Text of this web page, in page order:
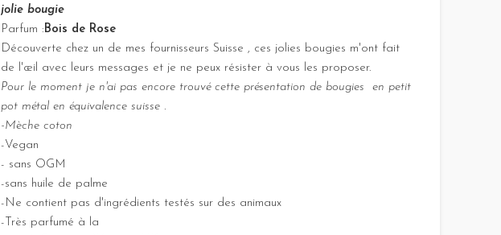
jolie bougie
Parfum :Bois de Rose
Découverte chez un de mes fournisseurs Suisse , ces jolies bougies m'ont fait
de l'œil avec leurs messages et je ne peux résister à vous les proposer.
Pour le moment je n'ai pas encore trouvé cette présentation de bougies en petit
pot métal en équivalence suisse .
-Mèche coton
-Vegan
- sans OGM
-sans huile de palme
-Ne contient pas d'ingrédients testés sur des animaux
-Très parfumé à la